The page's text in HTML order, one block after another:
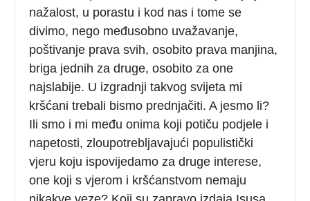
nažalost, u porastu i kod nas i tome se
divimo, nego međusobno uvažavanje,
poštivanje prava svih, osobito prava manjina,
briga jednih za druge, osobito za one
najslabije. U izgradnji takvog svijeta mi
kršćani trebali bismo prednjačiti. A jesmo li?
Ili smo i mi među onima koji potiču podjele i
napetosti, zloupotrebljavajući populistički
vjeru koju ispovijedamo za druge interese,
one koji s vjerom i kršćanstvom nemaju